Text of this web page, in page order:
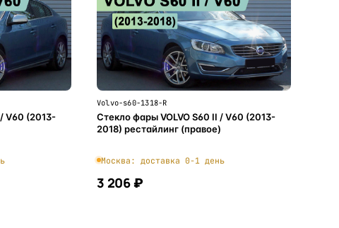
V60 (2013-
Volvo-s60-1318-R
Стекло фары VOLVO S60 II / V60 (2013-
2018) рестайлинг (правое)
Москва: доставка 0-1 день
3 206 ₽